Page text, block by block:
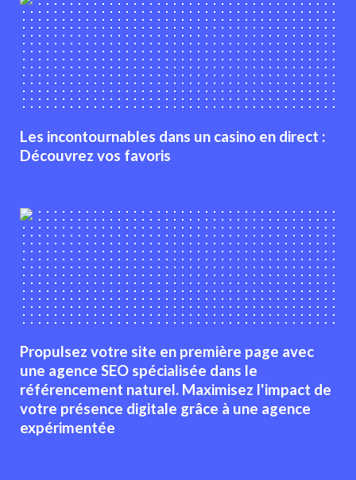
Les incontournables dans un casino en direct :
Découvrez vos favoris
Propulsez votre site en première page avec
une agence SEO spécialisée dans le
référencement naturel. Maximisez l'impact de
votre présence digitale grâce à une agence
expérimentée